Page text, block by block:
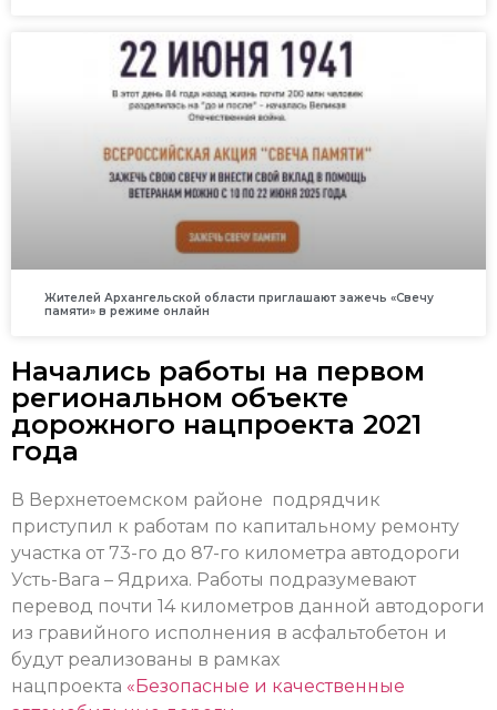
Жителей Архангельской области приглашают зажечь «Свечу
памяти» в режиме онлайн
Начались работы на первом
региональном объекте
дорожного нацпроекта 2021
года
В Верхнетоемском районе подрядчик
приступил к работам по капитальному ремонту
участка от 73-го до 87-го километра автодороги
Усть-Вага – Ядриха. Работы подразумевают
перевод почти 14 километров данной автодороги
из гравийного исполнения в асфальтобетон и
будут реализованы в рамках
нацпроекта «Безопасные и качественные